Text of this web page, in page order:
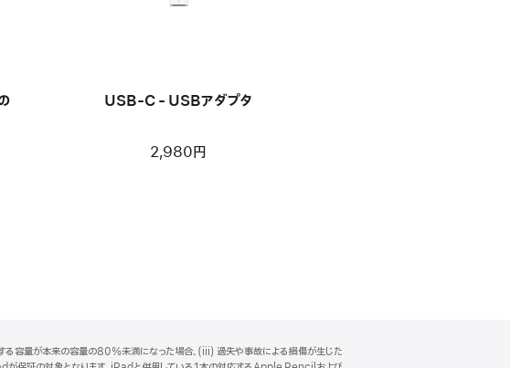
USB-C - USBアダプタ
2,980円
る容量が本来の容量の80%未満になった場合、(iii) 過失や事故による損傷が生じた